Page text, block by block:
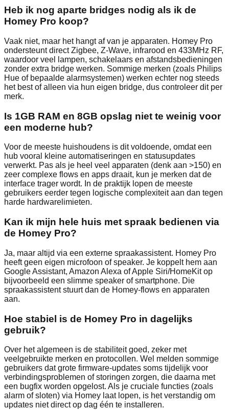
Heb ik nog aparte bridges nodig als ik de
Homey Pro koop?
Vaak niet, maar het hangt af van je apparaten. Homey Pro
ondersteunt direct Zigbee, Z‑Wave, infrarood en 433MHz RF,
waardoor veel lampen, schakelaars en afstandsbedieningen
zonder extra bridge werken. Sommige merken (zoals Philips
Hue of bepaalde alarmsystemen) werken echter nog steeds
het best of alleen via hun eigen bridge, dus controleer dit per
merk.
Is 1GB RAM en 8GB opslag niet te weinig voor
een moderne hub?
Voor de meeste huishoudens is dit voldoende, omdat een
hub vooral kleine automatiseringen en statusupdates
verwerkt. Pas als je heel veel apparaten (denk aan >150) en
zeer complexe flows en apps draait, kun je merken dat de
interface trager wordt. In de praktijk lopen de meeste
gebruikers eerder tegen logische complexiteit aan dan tegen
harde hardwarelimieten.
Kan ik mijn hele huis met spraak bedienen via
de Homey Pro?
Ja, maar altijd via een externe spraakassistent. Homey Pro
heeft geen eigen microfoon of speaker. Je koppelt hem aan
Google Assistant, Amazon Alexa of Apple Siri/HomeKit op
bijvoorbeeld een slimme speaker of smartphone. Die
spraakassistent stuurt dan de Homey‑flows en apparaten
aan.
Hoe stabiel is de Homey Pro in dagelijks
gebruik?
Over het algemeen is de stabiliteit goed, zeker met
veelgebruikte merken en protocollen. Wel melden sommige
gebruikers dat grote firmware‑updates soms tijdelijk voor
verbindingsproblemen of storingen zorgen, die daarna met
een bugfix worden opgelost. Als je cruciale functies (zoals
alarm of sloten) via Homey laat lopen, is het verstandig om
updates niet direct op dag één te installeren.